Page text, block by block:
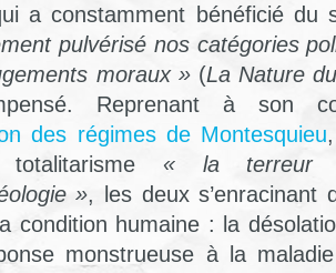
a constamment bénéficié du
pulvérisé nos catégories
moraux »(La Nature
Reprenant à son
des régimes de Montesquieu
« la terreur
», les deux s’enracinant
condition humaine : la
monstrueuse à la